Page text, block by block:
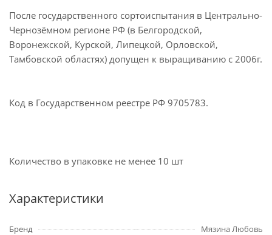
После государственного сортоиспытания в Центрально-
Чернозёмном регионе РФ (в Белгородской,
Воронежской, Курской, Липецкой, Орловской,
Тамбовской областях) допущен к выращиванию с 2006г.
Код в Государственном реестре РФ 9705783.
Количество в упаковке не менее 10 шт
Характеристики
Бренд
Мязина Любовь